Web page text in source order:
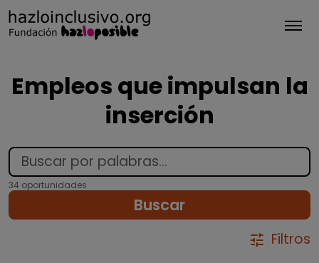
Empleos que impulsan la
inserción
34 oportunidades
Buscar
tune Filtros